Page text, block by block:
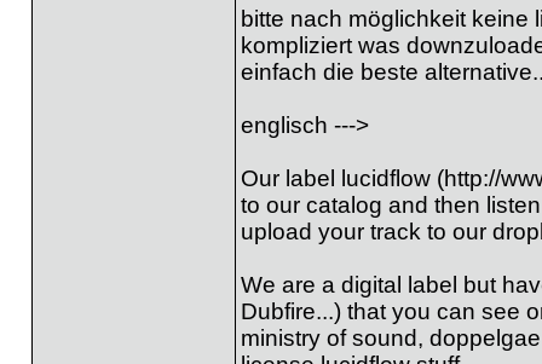
bitte nach möglichkeit keine
kompliziert was
einfach die beste
englisch --->
Our label lucidflow (http://
to our catalog and then
upload your track to our
We are a digital label but
Dubfire...) that you can see
ministry of sound,